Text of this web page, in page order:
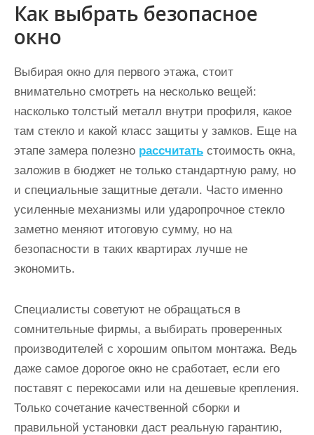
Как выбрать безопасное
окно
Выбирая окно для первого этажа, стоит
внимательно смотреть на несколько вещей:
насколько толстый металл внутри профиля, какое
там стекло и какой класс защиты у замков. Еще на
этапе замера полезно рассчитать стоимость окна,
заложив в бюджет не только стандартную раму, но
и специальные защитные детали. Часто именно
усиленные механизмы или ударопрочное стекло
заметно меняют итоговую сумму, но на
безопасности в таких квартирах лучше не
экономить.
Специалисты советуют не обращаться в
сомнительные фирмы, а выбирать проверенных
производителей с хорошим опытом монтажа. Ведь
даже самое дорогое окно не сработает, если его
поставят с перекосами или на дешевые крепления.
Только сочетание качественной сборки и
правильной установки даст реальную гарантию,